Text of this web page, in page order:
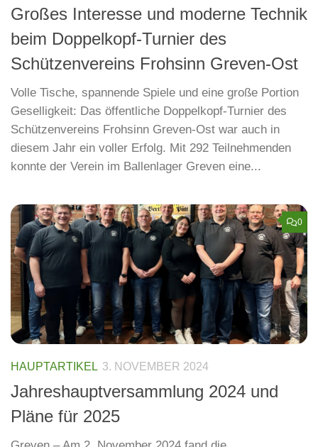
Großes Interesse und moderne Technik
beim Doppelkopf-Turnier des
Schützenvereins Frohsinn Greven-Ost
Volle Tische, spannende Spiele und eine große Portion
Geselligkeit: Das öffentliche Doppelkopf-Turnier des
Schützenvereins Frohsinn Greven-Ost war auch in
diesem Jahr ein voller Erfolg. Mit 292 Teilnehmenden
konnte der Verein im Ballenlager Greven eine...
0
HAUPTARTIKEL 3. NOVEMBER 2024
Jahreshauptversammlung 2024 und
Pläne für 2025